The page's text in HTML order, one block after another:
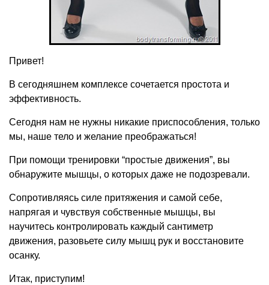
Привет!
В сегодняшнем комплексе сочетается простота и
эффективность.
Сегодня нам не нужны никакие приспособления, только
мы, наше тело и желание преображаться!
При помощи тренировки “простые движения”, вы
обнаружите мышцы, о которых даже не подозревали.
Сопротивляясь силе притяжения и самой себе,
напрягая и чувствуя собственные мышцы, вы
научитесь контролировать каждый сантиметр
движения, разовьете силу мышц рук и восстановите
осанку.
Итак, приступим!